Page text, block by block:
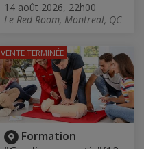
14 août 2026, 22h00
Le Red Room, Montreal, QC
Formation
VENTE TERMINÉE